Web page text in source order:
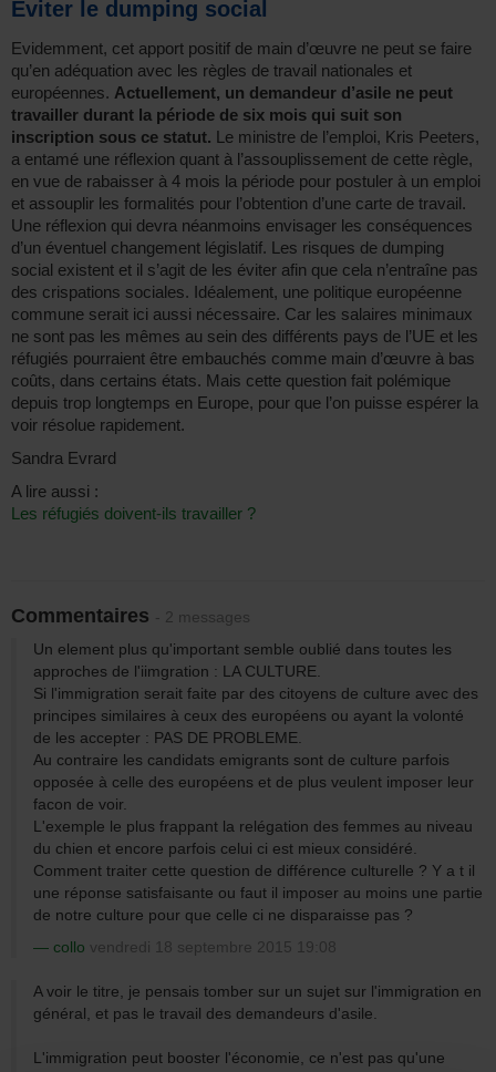
Eviter le dumping social
Evidemment, cet apport positif de main d’œuvre ne peut se faire
qu’en adéquation avec les règles de travail nationales et
européennes. Actuellement, un demandeur d’asile ne peut
travailler durant la période de six mois qui suit son
inscription sous ce statut. Le ministre de l’emploi, Kris Peeters,
a entamé une réflexion quant à l’assouplissement de cette règle,
en vue de rabaisser à 4 mois la période pour postuler à un emploi
et assouplir les formalités pour l’obtention d’une carte de travail.
Une réflexion qui devra néanmoins envisager les conséquences
d’un éventuel changement législatif. Les risques de dumping
social existent et il s’agit de les éviter afin que cela n’entraîne pas
des crispations sociales. Idéalement, une politique européenne
commune serait ici aussi nécessaire. Car les salaires minimaux
ne sont pas les mêmes au sein des différents pays de l’UE et les
réfugiés pourraient être embauchés comme main d’œuvre à bas
coûts, dans certains états. Mais cette question fait polémique
depuis trop longtemps en Europe, pour que l’on puisse espérer la
voir résolue rapidement.
Sandra Evrard
A lire aussi :
Les réfugiés doivent-ils travailler ?
Commentaires - 2 messages
Un element plus qu'important semble oublié dans toutes les
approches de l'iimgration : LA CULTURE.
Si l'immigration serait faite par des citoyens de culture avec des
principes similaires à ceux des européens ou ayant la volonté
de les accepter : PAS DE PROBLEME.
Au contraire les candidats emigrants sont de culture parfois
opposée à celle des européens et de plus veulent imposer leur
facon de voir.
L'exemple le plus frappant la relégation des femmes au niveau
du chien et encore parfois celui ci est mieux considéré.
Comment traiter cette question de différence culturelle ? Y a t il
une réponse satisfaisante ou faut il imposer au moins une partie
de notre culture pour que celle ci ne disparaisse pas ?
collo vendredi 18 septembre 2015 19:08
A voir le titre, je pensais tomber sur un sujet sur l'immigration en
général, et pas le travail des demandeurs d'asile.
L'immigration peut booster l'économie, ce n'est pas qu'une